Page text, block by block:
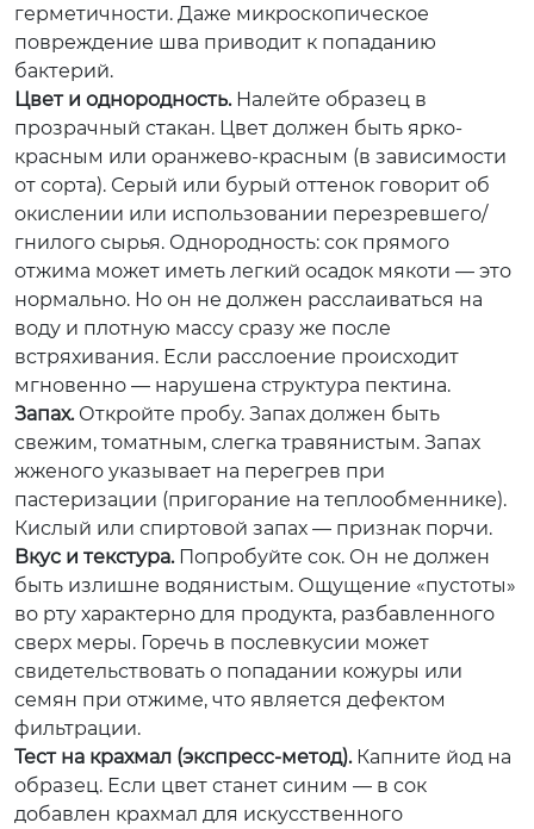
герметичности. Даже микроскопическое
повреждение шва приводит к попаданию
бактерий.
Цвет и однородность.Налейте образец в
прозрачный стакан. Цвет должен быть ярко-
красным или оранжево-красным (в зависимости
от сорта). Серый или бурый оттенок говорит об
окислении или использовании перезревшего/
гнилого сырья. Однородность: сок прямого
отжима может иметь легкий осадок мякоти — это
нормально. Но он не должен расслаиваться на
воду и плотную массу сразу же после
встряхивания. Если расслоение происходит
мгновенно — нарушена структура пектина.
Запах.Откройте пробу. Запах должен быть
свежим, томатным, слегка травянистым. Запах
жженого указывает на перегрев при
пастеризации (пригорание на теплообменнике).
Кислый или спиртовой запах — признак порчи.
Вкус и текстура.Попробуйте сок. Он не должен
быть излишне водянистым. Ощущение «пустоты»
во рту характерно для продукта, разбавленного
сверх меры. Горечь в послевкусии может
свидетельствовать о попадании кожуры или
семян при отжиме, что является дефектом
фильтрации.
Тест на крахмал (экспресс-метод).Капните йод на
образец. Если цвет станет синим — в сок
добавлен крахмал для искусственного